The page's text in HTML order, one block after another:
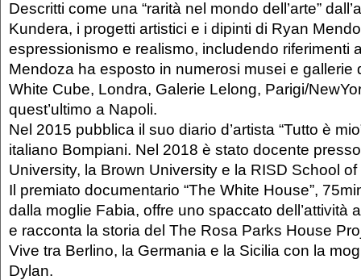
Descritti come una “rarità nel mondo dell’arte”
Kundera, i progetti artistici e i dipinti di Ryan
espressionismo e realismo, includendo riferimenti
Mendoza ha esposto in numerosi musei e gallerie
White Cube, Londra, Galerie Lelong, Parigi/
quest’ultimo a Napoli.
Nel 2015 pubblica il suo diario d’artista “Tutto è
italiano Bompiani. Nel 2018 è stato docente
University, la Brown University e la RISD School
Il premiato documentario “The White House”,
dalla moglie Fabia, offre uno spaccato dell’attività
e racconta la storia del The Rosa Parks House
Vive tra Berlino, la Germania e la Sicilia con la
Dylan.